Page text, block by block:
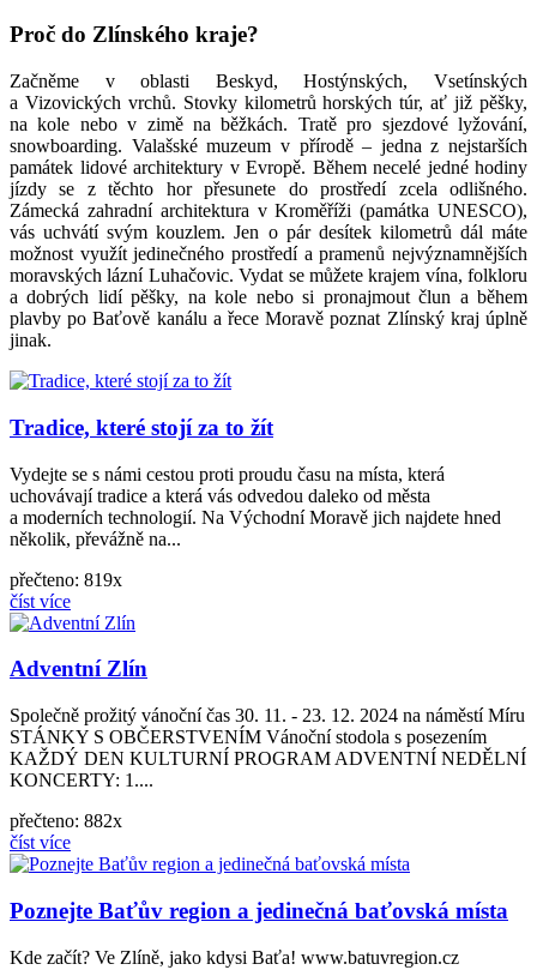
Proč do Zlínského kraje?
Začněme v oblasti Beskyd, Hostýnských, Vsetínských
a Vizovických vrchů. Stovky kilometrů horských túr, ať již pěšky,
na kole nebo v zimě na běžkách. Tratě pro sjezdové lyžování,
snowboarding. Valašské muzeum v přírodě – jedna z nejstarších
památek lidové architektury v Evropě. Během necelé jedné hodiny
jízdy se z těchto hor přesunete do prostředí zcela odlišného.
Zámecká zahradní architektura v Kroměříži (památka UNESCO),
vás uchvátí svým kouzlem. Jen o pár desítek kilometrů dál máte
možnost využít jedinečného prostředí a pramenů nejvýznamnějších
moravských lázní Luhačovic. Vydat se můžete krajem vína, folkloru
a dobrých lidí pěšky, na kole nebo si pronajmout člun a během
plavby po Baťově kanálu a řece Moravě poznat Zlínský kraj úplně
jinak.
Tradice, které stojí za to žít
Vydejte se s námi cestou proti proudu času na místa, která
uchovávají tradice a která vás odvedou daleko od města
a moderních technologií. Na Východní Moravě jich najdete hned
několik, převážně na...
přečteno: 819x
číst více
Adventní Zlín
Společně prožitý vánoční čas 30. 11. - 23. 12. 2024 na náměstí Míru
STÁNKY S OBČERSTVENÍM Vánoční stodola s posezením
KAŽDÝ DEN KULTURNÍ PROGRAM ADVENTNÍ NEDĚLNÍ
KONCERTY: 1....
přečteno: 882x
číst více
Poznejte Baťův region a jedinečná baťovská místa
Kde začít? Ve Zlíně, jako kdysi Baťa! www.batuvregion.cz